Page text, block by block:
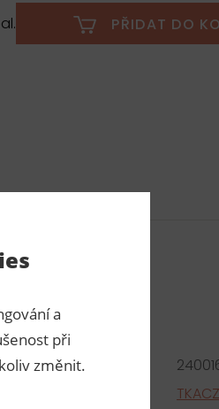
PŘIDAT DO
Parametry
Číslo produktu:
a
při
změnit.